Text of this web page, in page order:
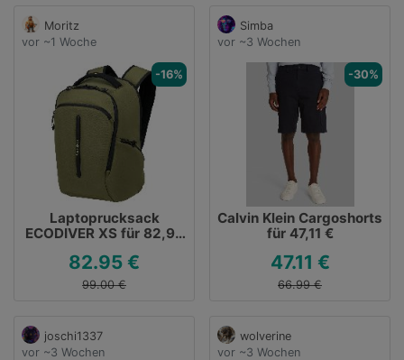
Moritz
vor ~1 Woche
-16%
Laptoprucksack
ECODIVER XS für 82,95
82.95 €
99.00 €
Simba
vor ~3 Wochen
-30%
Calvin Klein Cargoshorts
für 47,11 €
47.11 €
66.99 €
joschi1337
vor ~3 Wochen
wolverine
vor ~3 Wochen